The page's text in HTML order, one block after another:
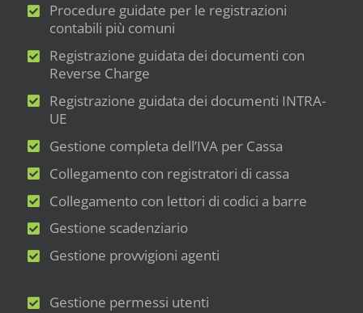
Procedure guidate per le registrazioni
contabili più comuni
Registrazione guidata dei documenti con
Reverse Charge
Registrazione guidata dei documenti INTRA-
UE
Gestione completa dell’IVA per Cassa
Collegamento con registratori di cassa
Collegamento con lettori di codici a barre
Gestione scadenziario
Gestione provvigioni agenti
Gestione permessi utenti